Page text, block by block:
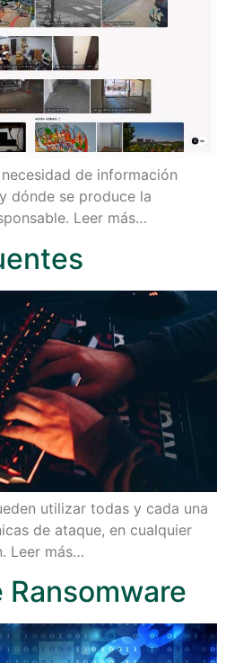
de información
dónde se produce la
Leer más…
utilizar todas y cada una
de ataque, en cualquier
Leer más…
Ransomware